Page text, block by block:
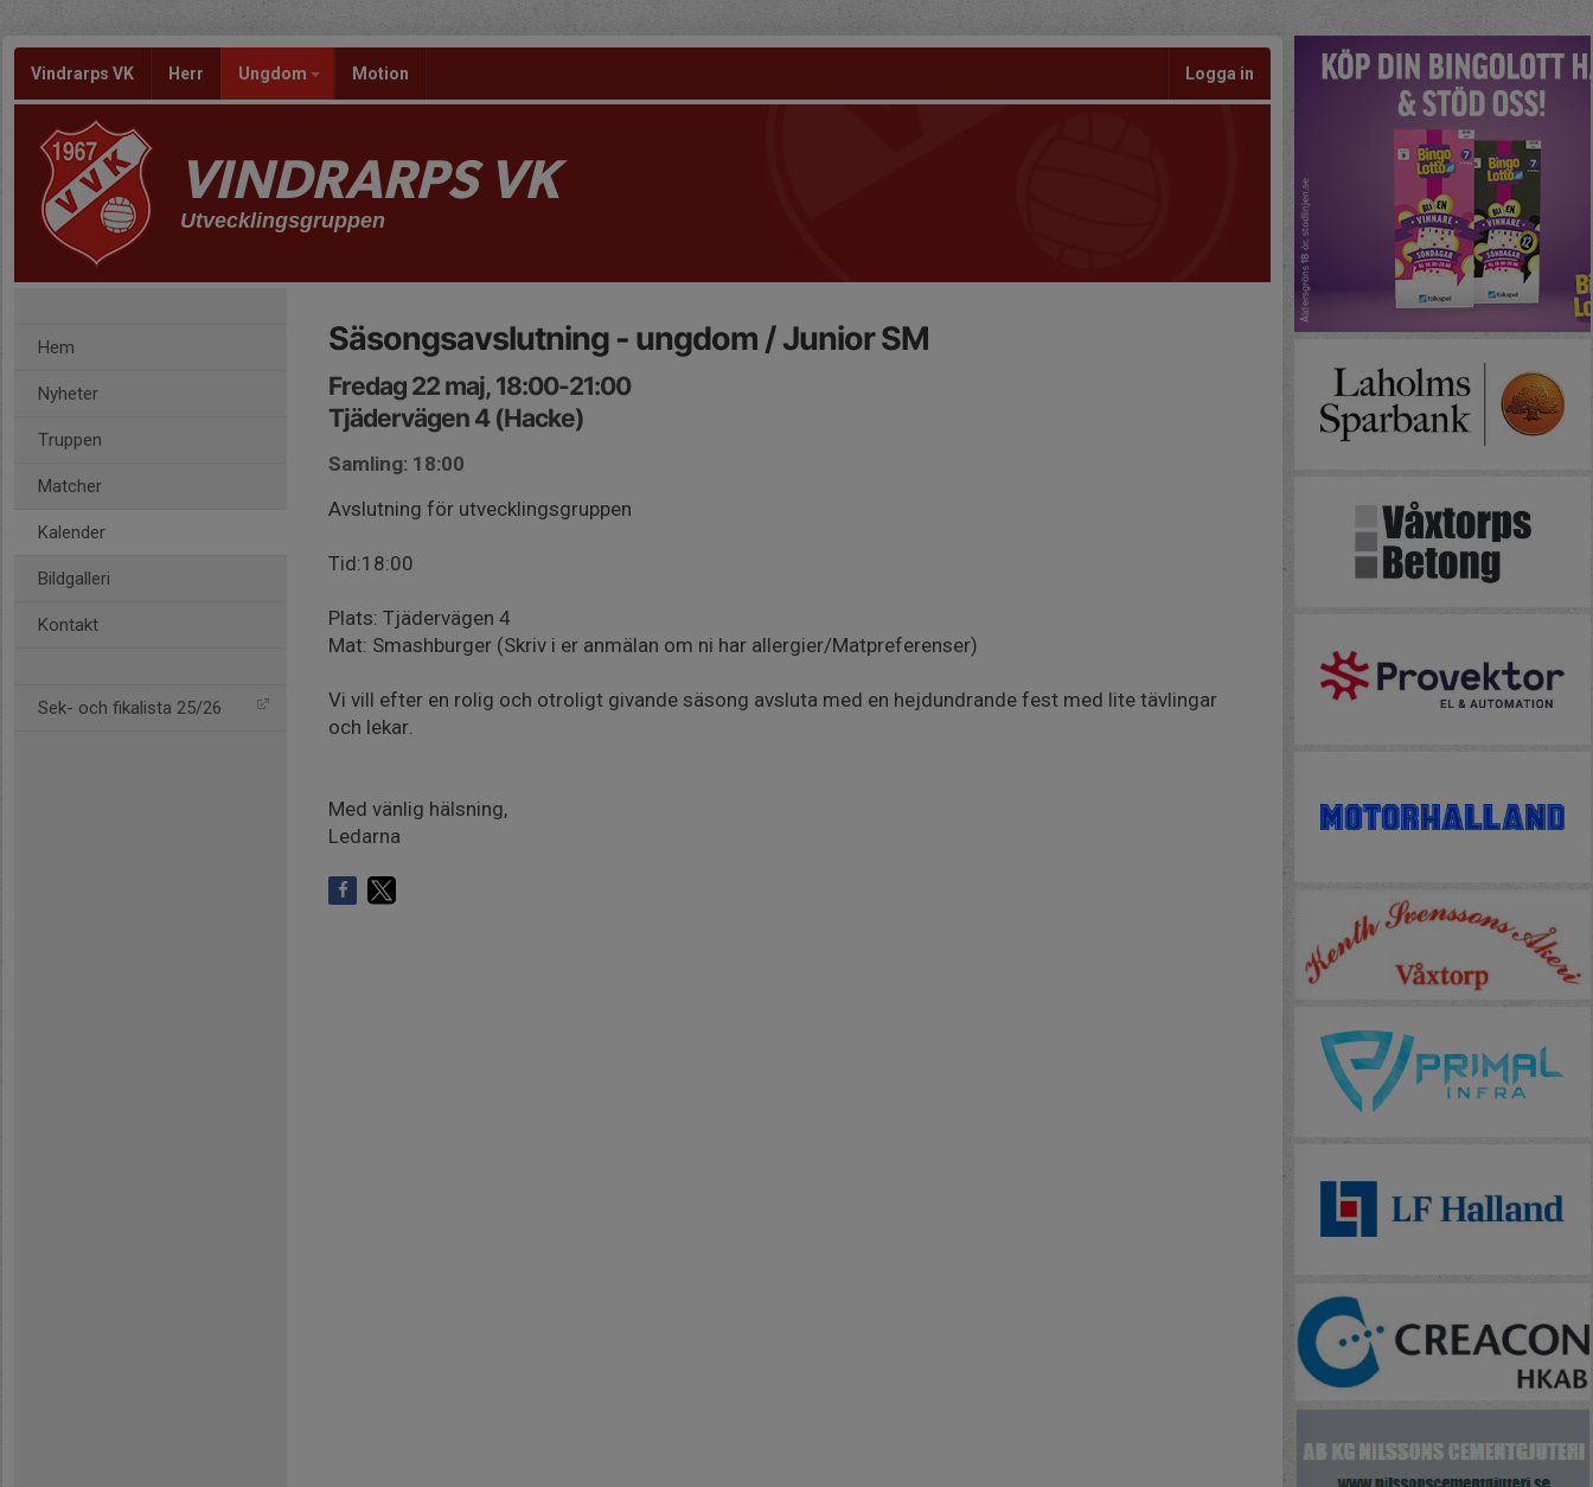
Vindrarps VK Herr Ungdom Motion Logga in
VINDRARPS VK
Utvecklingsgruppen
Hem
Nyheter
Truppen
Matcher
Kalender
Bildgalleri
Kontakt
Sek- och fikalista 25/26
Säsongsavslutning - ungdom / Junior SM
Fredag 22 maj, 18:00-21:00
Tjädervägen 4 (Hacke)
Samling: 18:00
Avslutning för utvecklingsgruppen
Tid:18:00
Plats: Tjädervägen 4
Mat: Smashburger (Skriv i er anmälan om ni har allergier/Matpreferenser)
Vi vill efter en rolig och otroligt givande säsong avsluta med en hejdundrande fest med lite tävlingar
och lekar.
Med vänlig hälsning,
Ledarna